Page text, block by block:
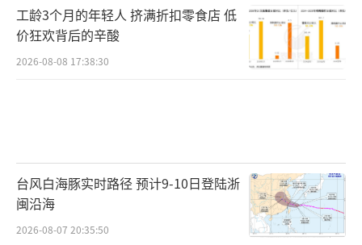
工龄3个月的年轻人 挤满折扣零食店 低
价狂欢背后的辛酸
2026-08-08 17:38:30
台风白海豚实时路径 预计9-10日登陆浙
闽沿海
2026-08-07 20:35:50